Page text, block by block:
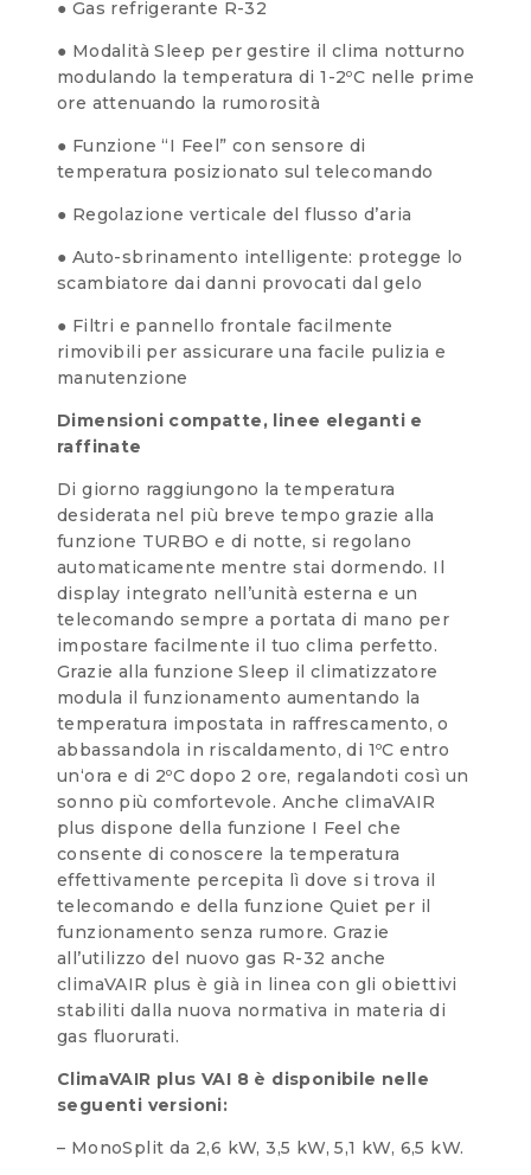
● Gas refrigerante R-32
● Modalità Sleep per gestire il clima notturno
modulando la temperatura di 1-2ºC nelle prime
ore attenuando la rumorosità
● Funzione “I Feel” con sensore di
temperatura posizionato sul telecomando
● Regolazione verticale del flusso d’aria
● Auto-sbrinamento intelligente: protegge lo
scambiatore dai danni provocati dal gelo
● Filtri e pannello frontale facilmente
rimovibili per assicurare una facile pulizia e
manutenzione
Dimensioni compatte, linee eleganti e
raffinate
Di giorno raggiungono la temperatura
desiderata nel più breve tempo grazie alla
funzione TURBO e di notte, si regolano
automaticamente mentre stai dormendo. Il
display integrato nell’unità esterna e un
telecomando sempre a portata di mano per
impostare facilmente il tuo clima perfetto.
Grazie alla funzione Sleep il climatizzatore
modula il funzionamento aumentando la
temperatura impostata in raffrescamento, o
abbassandola in riscaldamento, di 1ºC entro
un‘ora e di 2ºC dopo 2 ore, regalandoti così un
sonno più comfortevole. Anche climaVAIR
plus dispone della funzione I Feel che
consente di conoscere la temperatura
effettivamente percepita lì dove si trova il
telecomando e della funzione Quiet per il
funzionamento senza rumore. Grazie
all’utilizzo del nuovo gas R-32 anche
climaVAIR plus è già in linea con gli obiettivi
stabiliti dalla nuova normativa in materia di
gas fluorurati.
ClimaVAIR plus VAI 8 è disponibile nelle
seguenti versioni:
– MonoSplit da 2,6 kW, 3,5 kW, 5,1 kW, 6,5 kW.